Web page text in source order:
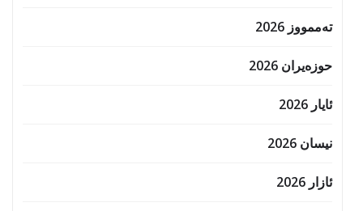
تەممووز 2026
حوزه‌یران 2026
ئایار 2026
نیسان 2026
ئازار 2026